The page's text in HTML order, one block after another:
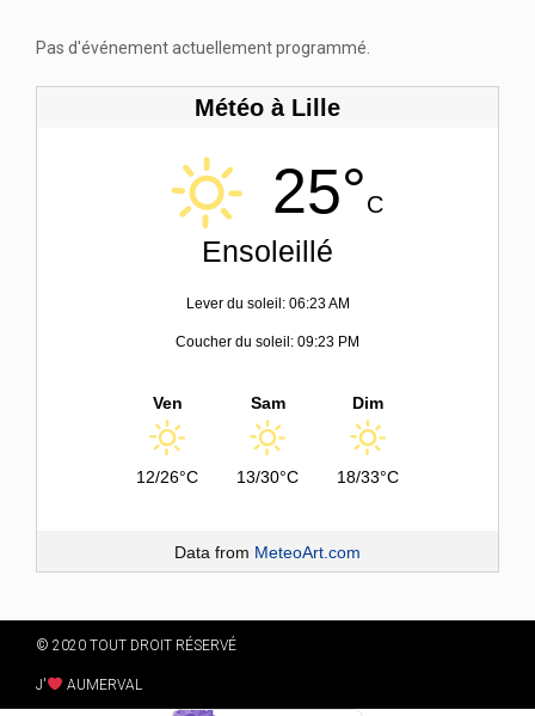
Pas d'événement actuellement programmé.
Météo à Lille
25°C
Ensoleillé
Lever du soleil: 06:23 AM
Coucher du soleil: 09:23 PM
Ven
12/26°C
Sam
13/30°C
Dim
18/33°C
Data from MeteoArt.com
© 2020 TOUT DROIT RÉSERVÉ
J' AUMERVAL